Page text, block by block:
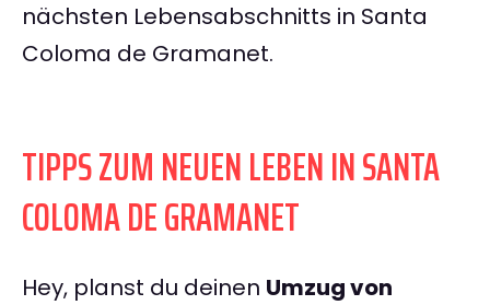
nächsten Lebensabschnitts in Santa
Coloma de Gramanet.
TIPPS ZUM NEUEN LEBEN IN SANTA
COLOMA DE GRAMANET
Hey, planst du deinen Umzug von